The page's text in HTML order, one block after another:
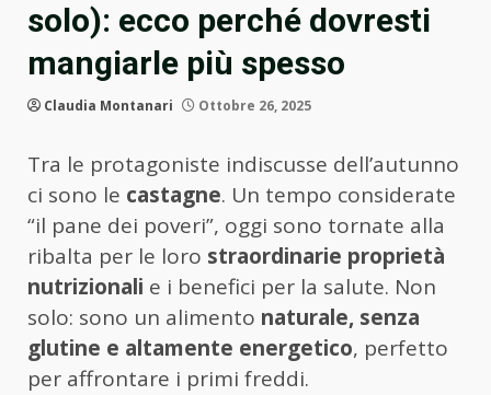
solo): ecco perché dovresti
mangiarle più spesso
Claudia Montanari Ottobre 26, 2025
Tra le protagoniste indiscusse dell’autunno
ci sono le castagne. Un tempo considerate
“il pane dei poveri”, oggi sono tornate alla
ribalta per le loro straordinarie proprietà
nutrizionali e i benefici per la salute. Non
solo: sono un alimento naturale, senza
glutine e altamente energetico, perfetto
per affrontare i primi freddi.